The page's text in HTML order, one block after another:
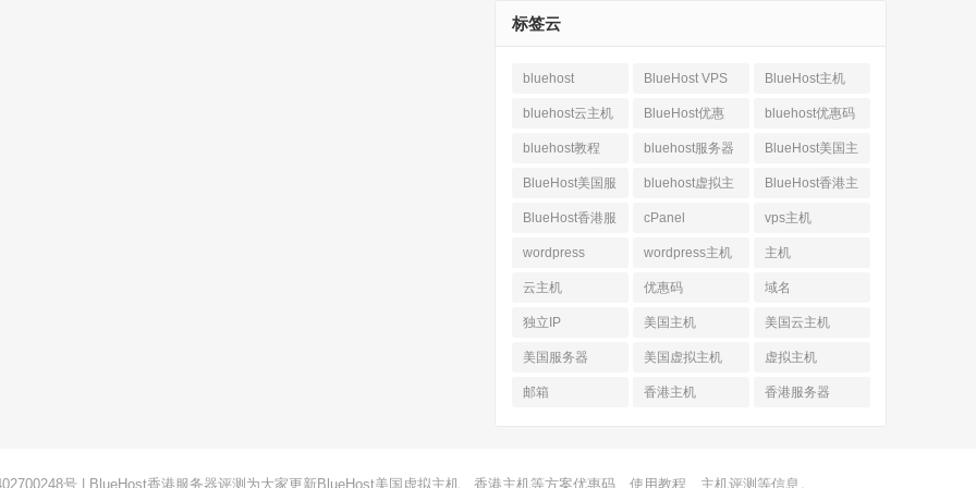
标签云
bluehost BlueHost VPS BlueHost主机
bluehost云主机 BlueHost优惠 bluehost优惠码
bluehost教程 bluehost服务器
BlueHost美国主
机
BlueHost美国服
务器
bluehost虚拟主
机
BlueHost香港主
机
BlueHost香港服
务器
cPanel vps主机
wordpress wordpress主机 主机
云主机 优惠码 域名
独立IP 美国主机 美国云主机
美国服务器 美国虚拟主机 虚拟主机
邮箱 香港主机 香港服务器
号 BlueHost香港服务器评测为大家更新BlueHost美国虚拟主机、香港主机等方案优惠码、使用教程、主机评测等信息。